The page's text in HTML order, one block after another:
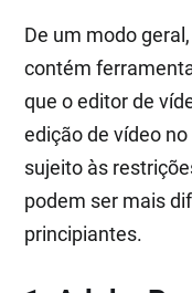
De um modo
contém
que o editor de
edição de vídeo
sujeito às
podem ser mais
principiantes.